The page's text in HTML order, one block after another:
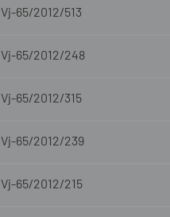
Vj-65/2012/513
Vj-65/2012/248
Vj-65/2012/315
Vj-65/2012/239
Vj-65/2012/215